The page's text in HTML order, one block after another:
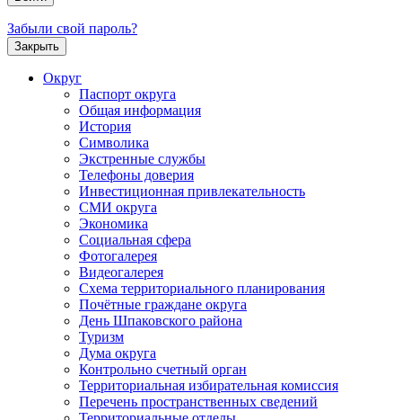
Забыли свой пароль?
Закрыть
Округ
Паспорт округа
Общая информация
История
Символика
Экстренные службы
Телефоны доверия
Инвестиционная привлекательность
СМИ округа
Экономика
Социальная сфера
Фотогалерея
Видеогалерея
Схема территориального планирования
Почётные граждане округа
День Шпаковского района
Туризм
Дума округа
Контрольно счетный орган
Территориальная избирательная комиссия
Перечень пространственных сведений